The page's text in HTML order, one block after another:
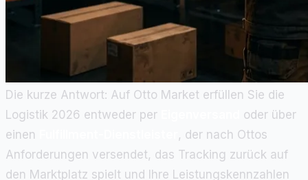
Die kurze Antwort: Auf Otto Market erfüllen Sie die
Logistik 2026 entweder per
oder über
einen
, der nach Ottos
Anforderungen versendet, das Tracking zurück auf
den Marktplatz spielt und Ihre Leistungskennzahlen